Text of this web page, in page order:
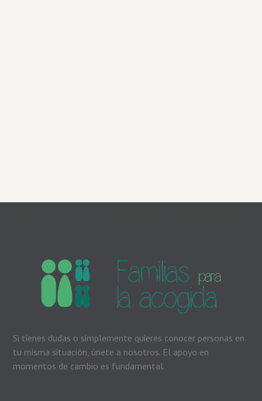
Si tienes dudas o simplemente quieres conocer personas en
tu misma situación, únete a nosotros. El apoyo en
momentos de cambio es fundamental.